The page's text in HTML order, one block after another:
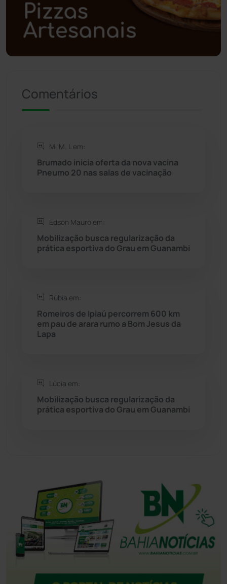
Polícia Militar (27)
Política
Riacho de Santana
Rio do Antônio
Rio do Pires
Seabra
Sudoeste Baiano (1530)
Tecnologia
Comentários
M. M. L em:
Brumado inicia oferta da nova vacina
Pneumo 20 nas salas de vacinação
Edson Mauro em:
Mobilização busca regularização da
prática esportiva do Grau em Guanambi
Rúbia em:
Romeiros de Ipiaú percorrem 600 km
em pau de arara rumo a Bom Jesus da
Lapa
Lúcia em:
Mobilização busca regularização da
prática esportiva do Grau em Guanambi